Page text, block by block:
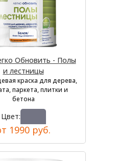
Обновить - Полы
и лестницы
краска для дерева,
паркета, плитки и
бетона
Цвет:
1990 руб.